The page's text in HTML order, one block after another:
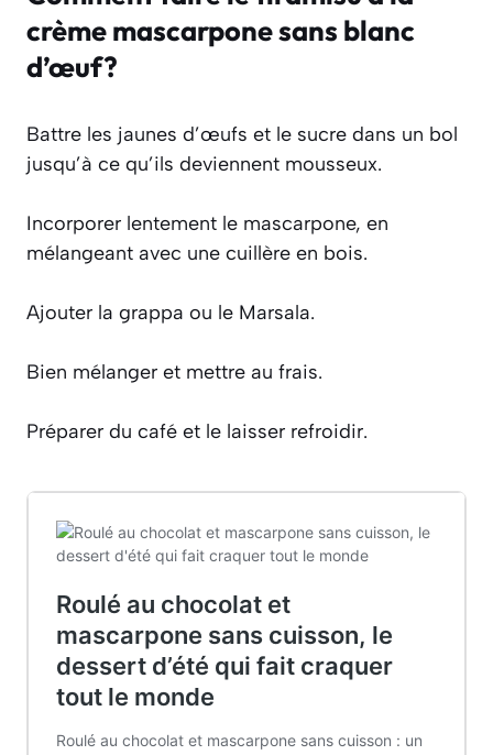
crème mascarpone sans blanc
d’œuf?
Battre les jaunes d’œufs et le sucre dans un bol
jusqu’à ce qu’ils deviennent mousseux.
Incorporer lentement le mascarpone, en
mélangeant avec une cuillère en bois.
Ajouter la grappa ou le Marsala.
Bien mélanger et mettre au frais.
Préparer du café et le laisser refroidir.